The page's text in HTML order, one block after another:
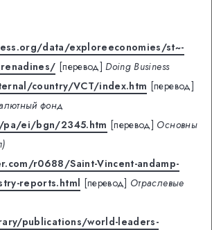
data/exploreeconomies/st~-
[перевод] Doing Business
country/VCT/index.htm [перевод]
фонд
pa/ei/bgn/2345.htm [перевод] Основны
r0688/Saint-Vincent-andamp-
reports.html [перевод] Отраслевые
publications/world-leaders-